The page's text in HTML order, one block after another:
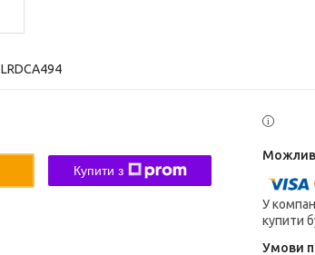
LRDCA494
Купити з
У
купити